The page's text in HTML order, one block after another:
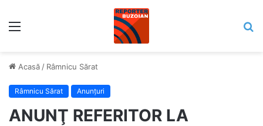
Acasă / Râmnicu Sărat
Râmnicu Sărat Anunțuri
ANUNŢ REFERITOR LA